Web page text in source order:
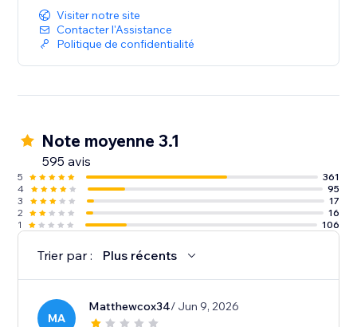
Visiter notre site
Contacter l'Assistance
Politique de confidentialité
Note moyenne 3.1
595 avis
5
361
4
95
3
17
2
16
1
106
Trier par : Plus récents
MA
Matthewcox34/ Jun 9, 2026